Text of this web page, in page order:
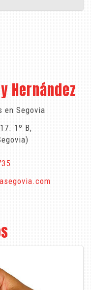
Hernández
en Segovia
1º B,